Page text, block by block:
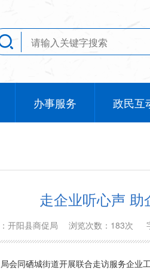
办事服务 政民互
走企业听心声 助
开阳县商促局 浏览次数：183次
会同硒城街道开展联合走访服务企